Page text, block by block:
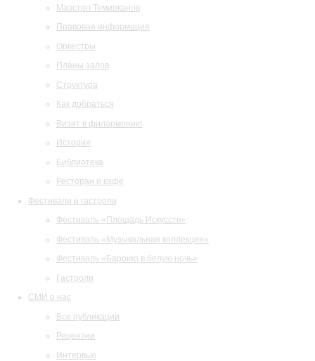
Маэстро Темирканов
Правовая информация
Оркестры
Планы залов
Структура
Как добраться
Визит в филармонию
История
Библиотека
Ресторан и кафе
Фестивали и гастроли
Фестиваль «Площадь Искусств»
Фестиваль «Музыкальная коллекция»
Фестиваль «Барокко в белую ночь»
Гастроли
СМИ о нас
Все публикации
Рецензии
Интервью